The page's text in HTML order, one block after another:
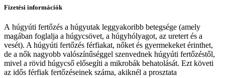
Fizetési információk
A húgyúti fertőzés a húgyutak leggyakoribb betegsége (amely
magában foglalja a húgycsövet, a húgyhólyagot, az uretert és a
vesét). A húgyúti fertőzés férfiakat, nőket és gyermekeket érinthet,
de a nők nagyobb valószínűséggel szenvednek húgyúti fertőzéstől,
mivel a rövid húgycső elősegíti a mikrobák behatolását. Ezt követi
az idős férfiak fertőzéseinek száma, akiknél a prosztata